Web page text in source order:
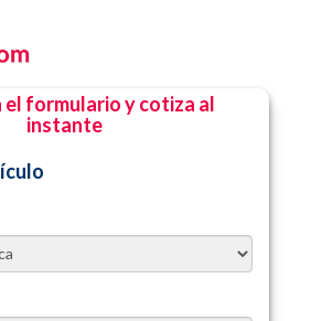
el formulario y cotiza al
instante